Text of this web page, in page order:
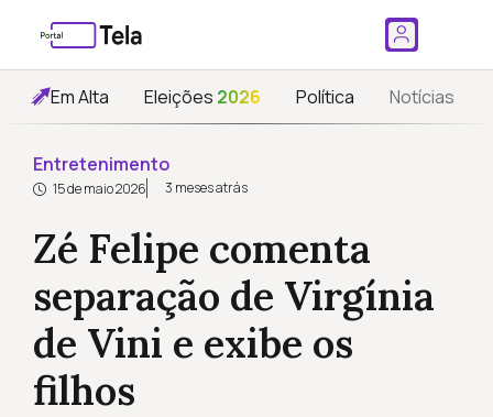
Em Alta Eleições 2026 Política Notícias
Entretenimento
15 de maio 2026 3 meses atrás
Zé Felipe comenta
separação de Virgínia
de Vini e exibe os
filhos